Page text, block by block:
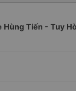
Tiến - Tuy